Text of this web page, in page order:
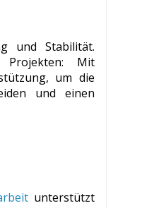
und Stabilität.
Projekten: Mit
um die
und einen
unterstützt